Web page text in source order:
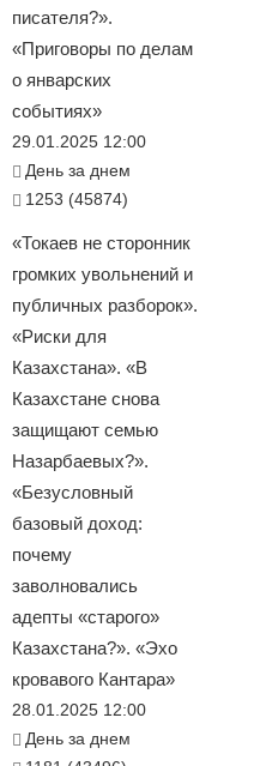
писателя?».
«Приговоры по делам
о январских
событиях»
29.01.2025 12:00
День за днем
1253 (45874)
«Токаев не сторонник
громких увольнений и
публичных разборок».
«Риски для
Казахстана». «В
Казахстане снова
защищают семью
Назарбаевых?».
«Безусловный
базовый доход:
почему
заволновались
адепты «старого»
Казахстана?». «Эхо
кровавого Кантара»
28.01.2025 12:00
День за днем